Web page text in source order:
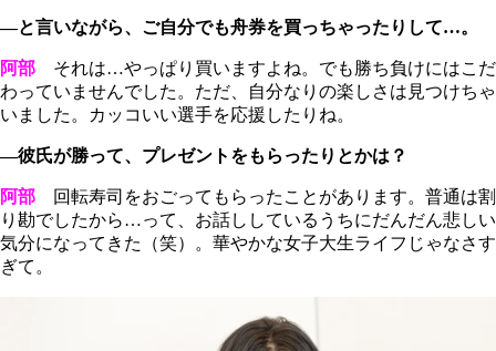
―と言いながら、ご自分でも舟券を買っちゃったりして…。
阿部 それは…やっぱり買いますよね。でも勝ち負けにはこだ
わっていませんでした。ただ、自分なりの楽しさは見つけちゃ
いました。カッコいい選手を応援したりね。
―彼氏が勝って、プレゼントをもらったりとかは？
阿部 回転寿司をおごってもらったことがあります。普通は割
り勘でしたから…って、お話ししているうちにだんだん悲しい
気分になってきた（笑）。華やかな女子大生ライフじゃなさす
ぎて。